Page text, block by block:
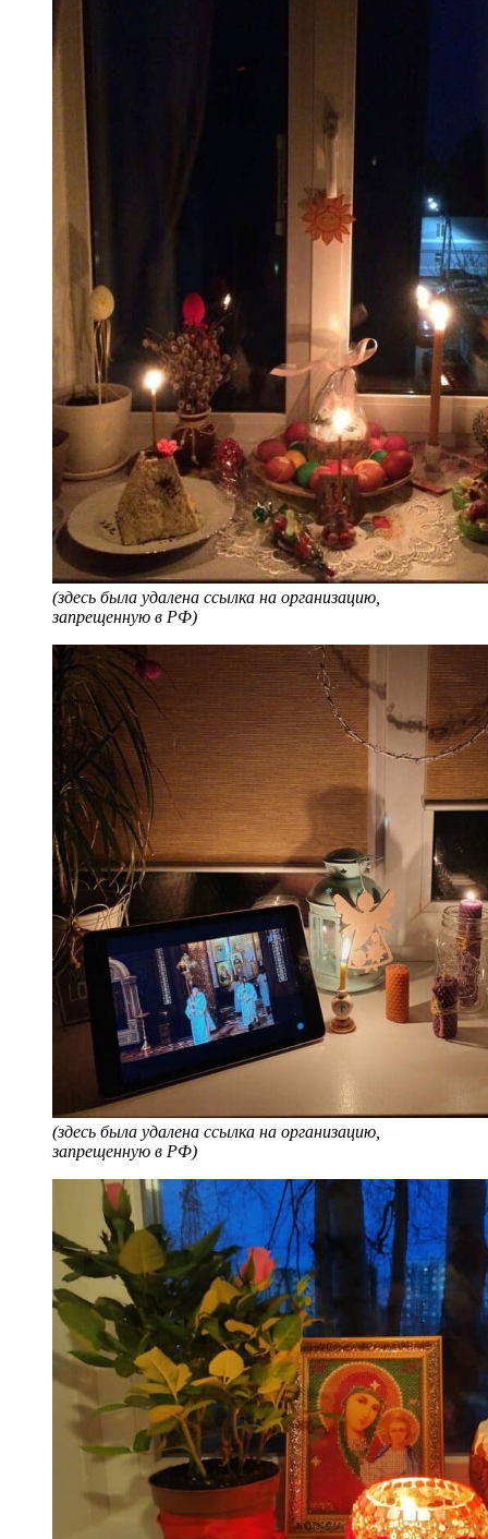
(здесь была удалена ссылка на организацию,
запрещенную в РФ)
(здесь была удалена ссылка на организацию,
запрещенную в РФ)